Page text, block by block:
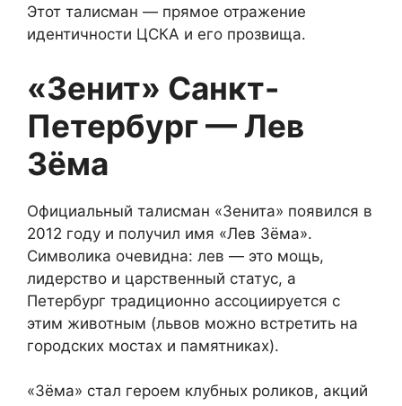
Этот талисман — прямое отражение
идентичности ЦСКА и его прозвища.
«Зенит» Санкт-
Петербург — Лев
Зёма
Официальный талисман «Зенита» появился в
2012 году и получил имя «Лев Зёма».
Символика очевидна: лев — это мощь,
лидерство и царственный статус, а
Петербург традиционно ассоциируется с
этим животным (львов можно встретить на
городских мостах и памятниках).
«Зёма» стал героем клубных роликов, акций